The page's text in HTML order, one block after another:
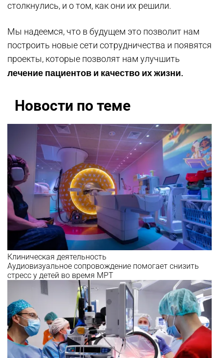
столкнулись, и о том, как они их решили.
Мы надеемся, что в будущем это позволит нам
построить новые сети сотрудничества и появятся
проекты, которые позволят нам улучшить
лечение пациентов и качество их жизни.
Новости по теме
Клиническая деятельность
Аудиовизуальное сопровождение помогает снизить
стресс у детей во время МРТ